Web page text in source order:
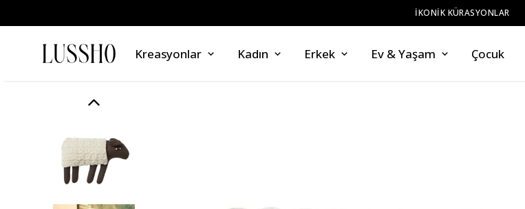
Kreasyonlar Kadın Erkek Ev & Yaşam Çocuk